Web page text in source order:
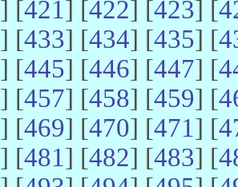
] [421] [422] [423] [
] [433] [434] [435] [
] [445] [446] [447] [
] [457] [458] [459] [
] [469] [470] [471] [
] [481] [482] [483] [